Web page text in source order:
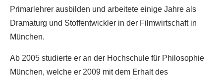
Primarlehrer ausbilden und arbeitete einige Jahre als
Dramaturg und Stoffentwickler in der Filmwirtschaft in
München.
Ab 2005 studierte er an der Hochschule für Philosophie
München, welche er 2009 mit dem Erhalt des